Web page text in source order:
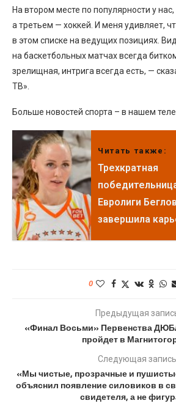
На втором месте по популярности у
а третьем — хоккей. И меня удивляет,
в этом списке на ведущих позициях.
на баскетбольных матчах всегда
зрелищная, интрига всегда есть, —
ТВ».
Больше новостей спорта – в нашем
Читать также:
Трехкратная
Евролиги
завершила
0
Предыдущая
«Финал Восьми» Первенства
пройдет в
Следующая запись
«Мы чистые, прозрачные и
объяснил появление силовиков в
свидетеля, а не